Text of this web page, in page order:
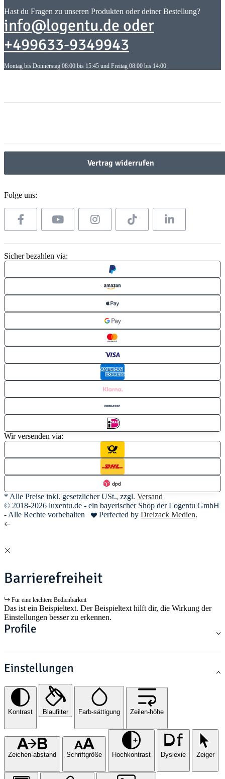
Hast du Fragen zu unseren Produkten oder deiner Bestellung?
info@logentu.de oder
+499633-9349943
Montag bis Donnerstag 08:00 bis 15:45 und Freitag 08:00 bis 14:00
Vertrag widerrufen
Folge uns:
Sicher bezahlen via:
Wir versenden via:
* Alle Preise inkl. gesetzlicher USt., zzgl. Versand
© 2018-2026 luxentu.de - ein bayerischer Shop der Logentu GmbH
- Alle Rechte vorbehalten
Perfected by Dreizack Medien.
Barrierefreiheit
Für eine leichtere Bedienbarkeit
Das ist ein Beispieltext. Der Beispieltext hilft dir, die Wirkung der
Einstellungen besser zu erkennen.
Profile
Einstellungen
Kontrast Blaufilter Farb-sättigung Zeilen-höhe
Zeichen-abstand Schriftgröße Hochkontrast Dyslexie Zeiger